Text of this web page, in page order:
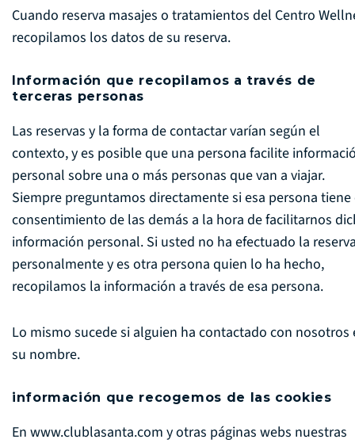
Cuando reserva masajes o tratamientos del Centro
recopilamos los datos de su reserva.
Información que recopilamos a través de
terceras personas
Las reservas y la forma de contactar varían según el
contexto, y es posible que una persona facilite
personal sobre una o más personas que van a viajar.
Siempre preguntamos directamente si esa persona tiene
consentimiento de las demás a la hora de facilitarnos
información personal. Si usted no ha efectuado la
personalmente y es otra persona quien lo ha hecho,
recopilamos la información a través de esa persona.
Lo mismo sucede si alguien ha contactado con nosotros
su nombre.
información que recogemos de las cookies
En www.clublasanta.com y otras páginas webs nuestras